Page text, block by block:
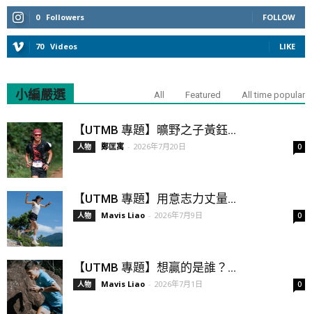
0 Followers FOLLOW
70 Videos LIKE
小編嚴選 All Featured All time popular
【UTMB 專題】曠野之子黃鈺...
人物 鄭匡寓 - 2026年7月20日 0
【UTMB 專題】用意志力丈量...
人物 Mavis Liao - 2026年7月9日 0
【UTMB 專題】想贏的是誰？...
人物 Mavis Liao - 2026年7月1日 0